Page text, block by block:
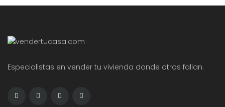
Especialistas en vender tu vivienda donde otros fallan.